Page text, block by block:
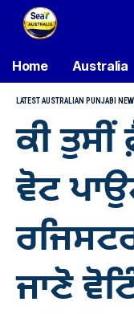
Home Australia
LATEST AUSTRALIAN PUNJABI
ਕੀ
ਵੋਟ
ਜਾਣੋ